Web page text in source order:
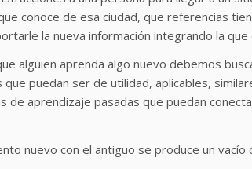
conoce de esa ciudad, que referencias
la nueva información integrando la que
alguien aprenda algo nuevo debemos
puedan ser de utilidad, aplicables,
de aprendizaje pasadas que puedan
nuevo con el antiguo se produce un